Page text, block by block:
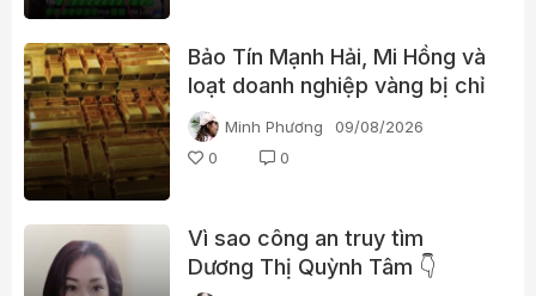
Bảo Tín Mạnh Hải, Mi Hồng và
loạt doanh nghiệp vàng bị chỉ
ra nhiều vi phạm
Minh Phương
09/08/2026
0
0
Vì sao công an truy tìm
Dương Thị Quỳnh Tâm 👇